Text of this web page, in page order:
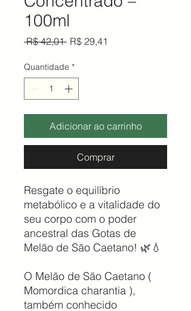
100ml
R$ 42,01 Preço normal
R$ 29,41
Quantidade *
Adicionar ao carrinho
Comprar
Resgate o equilíbrio
metabólico e a vitalidade do
seu corpo com o poder
ancestral das Gotas de
Melão de São Caetano! 🌿💧
O Melão de São Caetano (
Momordica charantia ),
também conhecido